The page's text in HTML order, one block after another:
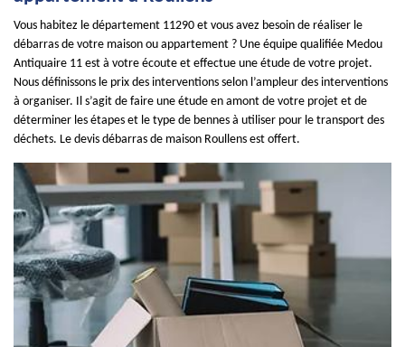
Vous habitez le département 11290 et vous avez besoin de réaliser le
débarras de votre maison ou appartement ? Une équipe qualifiée Medou
Antiquaire 11 est à votre écoute et effectue une étude de votre projet.
Nous définissons le prix des interventions selon l’ampleur des interventions
à organiser. Il s’agit de faire une étude en amont de votre projet et de
déterminer les étapes et le type de bennes à utiliser pour le transport des
déchets. Le devis débarras de maison Roullens est offert.